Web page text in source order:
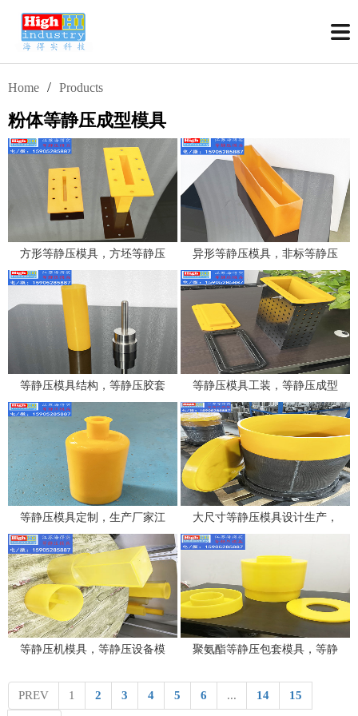
Home / Products
粉体等静压成型模具
方形等静压模具，方坯等静压
成型模具的设计，方块方板等
静压模具的生产厂家
异形等静压模具，非标等静压
模具的设计和生产
等静压模具结构，等静压胶套
包套、等静压模芯，等静压工
装夹具均可定制
等静压模具工装，等静压成型
模具定型工装及密封工装的设
计生产
等静压模具定制，生产厂家江
苏海得实科技
大尺寸等静压模具设计生产，
大口径等静压模具生产厂家江
苏海得实科技
等静压机模具，等静压设备模
模具生产厂家江苏海得实科技
聚氨酯等静压包套模具，等静
江苏海得实科技
PREV 1 2 3 4 5 6 ... 14 15